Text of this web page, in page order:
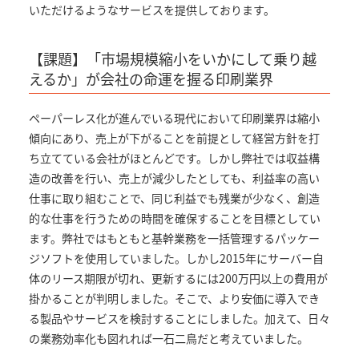
いただけるようなサービスを提供しております。
【課題】「市場規模縮小をいかにして乗り越
えるか」が会社の命運を握る印刷業界
ペーパーレス化が進んでいる現代において印刷業界は縮小
傾向にあり、売上が下がることを前提として経営方針を打
ち立てている会社がほとんどです。しかし弊社では収益構
造の改善を行い、売上が減少したとしても、利益率の高い
仕事に取り組むことで、同じ利益でも残業が少なく、創造
的な仕事を行うための時間を確保することを目標としてい
ます。弊社ではもともと基幹業務を一括管理するパッケー
ジソフトを使用していました。しかし2015年にサーバー自
体のリース期限が切れ、更新するには200万円以上の費用が
掛かることが判明しました。そこで、より安価に導入でき
る製品やサービスを検討することにしました。加えて、日々
の業務効率化も図れれば一石二鳥だと考えていました。